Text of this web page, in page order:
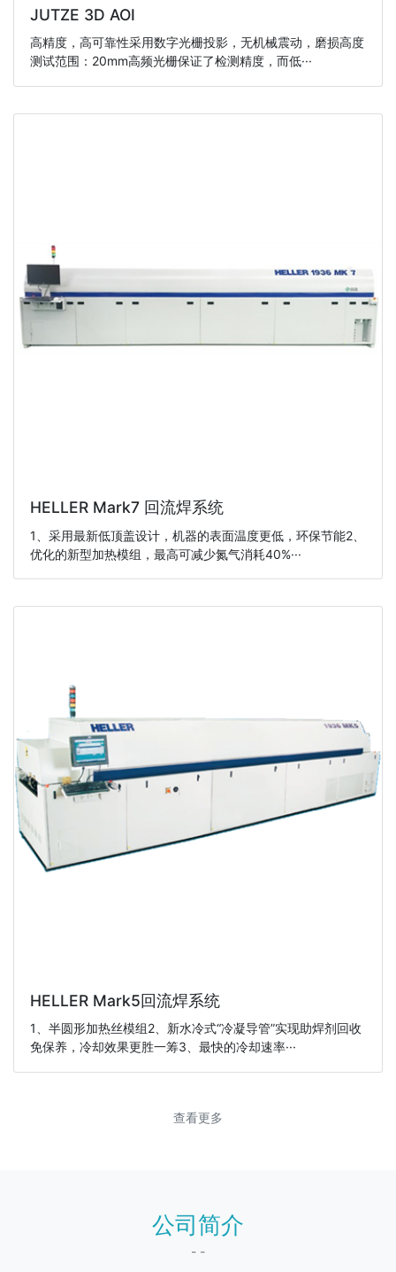
JUTZE 3D AOI
高精度，高可靠性采用数字光栅投影，无机械震动，磨损高度
测试范围：20mm高频光栅保证了检测精度，而低···
HELLER Mark7 回流焊系统
1、采用最新低顶盖设计，机器的表面温度更低，环保节能2、
优化的新型加热模组，最高可减少氮气消耗40%···
HELLER Mark5回流焊系统
1、半圆形加热丝模组2、新水冷式“冷凝导管”实现助焊剂回收
免保养，冷却效果更胜一筹3、最快的冷却速率···
查看更多
公司简介
- -